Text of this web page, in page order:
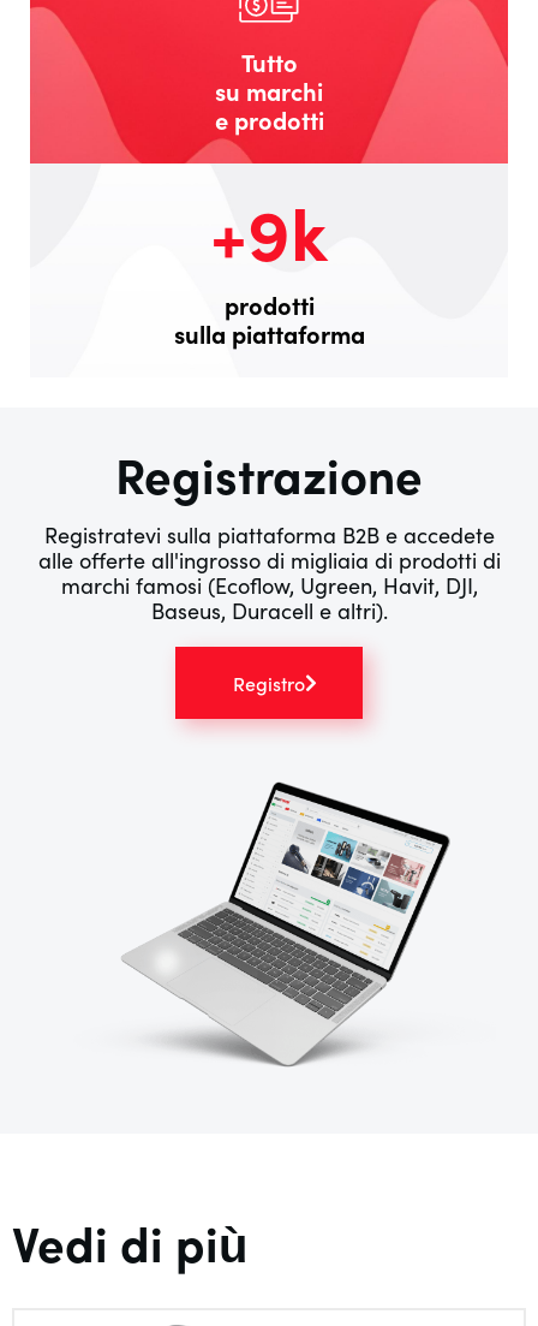
Tutto
su marchi
e prodotti
+9k
prodotti
sulla piattaforma
Registrazione
Registratevi sulla piattaforma B2B e accedete
alle offerte all'ingrosso di migliaia di prodotti di
marchi famosi (Ecoflow, Ugreen, Havit, DJI,
Baseus, Duracell e altri).
Registro
Vedi di più